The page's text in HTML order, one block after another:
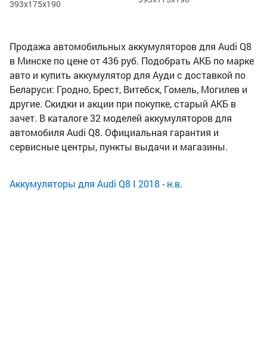
393x175x190
Продажа автомобильных аккумуляторов для Audi Q8
в Минске по цене от 436 руб. Подобрать АКБ по марке
авто и купить аккумулятор для Ауди с доставкой по
Беларуси: Гродно, Брест, Витебск, Гомель, Могилев и
другие. Скидки и акции при покупке, старый АКБ в
зачет. В каталоге 32 моделей аккумуляторов для
автомобиля Audi Q8. Официальная гарантия и
сервисные центры, пункты выдачи и магазины.
Аккумуляторы для Audi Q8 I 2018 - н.в.